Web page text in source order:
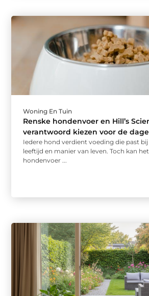
Woning En Tuin
Renske hondenvoer en Hill’s
verantwoord kiezen voor de
Iedere hond verdient voeding die past
leeftijd en manier van leven. Toch kan
hondenvoer ...